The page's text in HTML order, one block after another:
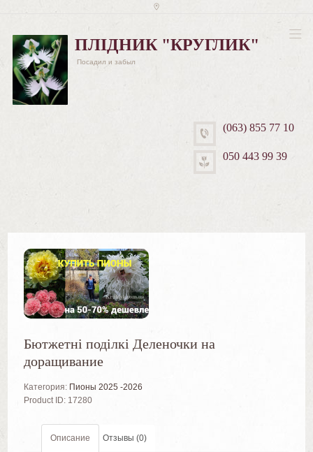
ПЛІДНИК "КРУГЛИК"
Посадил и забыл
(063) 855 77 10
050 443 99 39
Бютжетні поділкі Деленочки на
доращивание
Категория: Пионы 2025 -2026
Product ID: 17280
Описание Отзывы (0)